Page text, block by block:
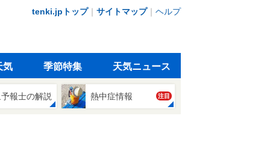
tenki.jpトップ｜ サイトマップ｜ ヘルプ
気 季節特集 天気ニュース
報士の解説 熱中症情報 注目